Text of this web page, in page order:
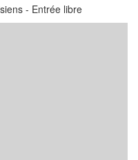
- Entrée libre